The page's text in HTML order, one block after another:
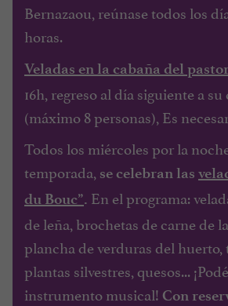
Bernazaou, reúnase todos los
horas.
Veladas en la cabaña del
16h, regreso al día siguiente a
(máximo 8 personas), Es
Todos los miércoles por la
temporada, se celebran las
du Bouc”. En el programa:
de leña, brochetas de carne de
plancha de verduras del huerto,
plantas silvestres, quesos...
instrumento musical! Con